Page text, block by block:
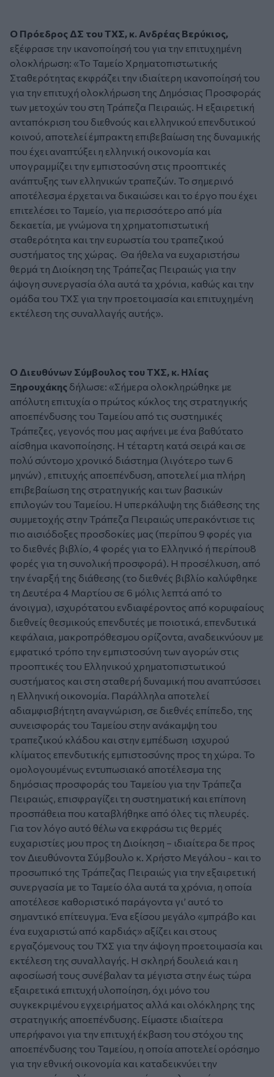
O Πρόεδρος ΔΣ του ΤΧΣ, κ. Ανδρέας Βερύκιος,
εξέφρασε την ικανοποίησή του για την επιτυχημένη
ολοκλήρωση: «Το Ταμείο Χρηματοπιστωτικής
Σταθερότητας εκφράζει την ιδιαίτερη ικανοποίησή του
για την επιτυχή ολοκλήρωση της Δημόσιας Προσφοράς
των μετοχών του στη Τράπεζα Πειραιώς. Η εξαιρετική
ανταπόκριση του διεθνούς και ελληνικού επενδυτικού
κοινού, αποτελεί έμπρακτη επιβεβαίωση της δυναμικής
που έχει αναπτύξει η ελληνική οικονομία και
υπογραμμίζει την εμπιστοσύνη στις προοπτικές
ανάπτυξης των ελληνικών τραπεζών. Το σημερινό
αποτέλεσμα έρχεται να δικαιώσει και το έργο που έχει
επιτελέσει το Ταμείο, για περισσότερο από μία
δεκαετία, με γνώμονα τη χρηματοπιστωτική
σταθερότητα και την ευρωστία του τραπεζικού
συστήματος της χώρας. Θα ήθελα να ευχαριστήσω
θερμά τη Διοίκηση της Τράπεζας Πειραιώς για την
άψογη συνεργασία όλα αυτά τα χρόνια, καθώς και την
ομάδα του ΤΧΣ για την προετοιμασία και επιτυχημένη
εκτέλεση της συναλλαγής αυτής».
Ο Διευθύνων Σύμβουλος του ΤΧΣ, κ. Ηλίας
Ξηρουχάκης δήλωσε: «Σήμερα ολοκληρώθηκε με
απόλυτη επιτυχία ο πρώτος κύκλος της στρατηγικής
αποεπένδυσης του Ταμείου από τις συστημικές
Τράπεζες, γεγονός που μας αφήνει με ένα βαθύτατο
αίσθημα ικανοποίησης. Η τέταρτη κατά σειρά και σε
πολύ σύντομο χρονικό διάστημα (λιγότερο των 6
μηνών) , επιτυχής αποεπένδυση, αποτελεί μια πλήρη
επιβεβαίωση της στρατηγικής και των βασικών
επιλογών του Ταμείου. Η υπερκάλυψη της διάθεσης της
συμμετοχής στην Τράπεζα Πειραιώς υπερακόντισε τις
πιο αισιόδοξες προσδοκίες μας (περίπου 9 φορές για
το διεθνές βιβλίο, 4 φορές για το Ελληνικό ή περίπου8
φορές για τη συνολική προσφορά). Η προσέλκυση, από
την έναρξή της διάθεσης (το διεθνές βιβλίο καλύφθηκε
τη Δευτέρα 4 Μαρτίου σε 6 μόλις λεπτά από το
άνοιγμα), ισχυρότατου ενδιαφέροντος από κορυφαίους
διεθνείς θεσμικούς επενδυτές με ποιοτικά, επενδυτικά
κεφάλαια, μακροπρόθεσμου ορίζοντα, αναδεικνύουν με
εμφατικό τρόπο την εμπιστοσύνη των αγορών στις
προοπτικές του Ελληνικού χρηματοπιστωτικού
συστήματος και στη σταθερή δυναμική που αναπτύσσει
η Ελληνική οικονομία. Παράλληλα αποτελεί
αδιαμφισβήτητη αναγνώριση, σε διεθνές επίπεδο, της
συνεισφοράς του Ταμείου στην ανάκαμψη του
τραπεζικού κλάδου και στην εμπέδωση ισχυρού
κλίματος επενδυτικής εμπιστοσύνης προς τη χώρα. Το
ομολογουμένως εντυπωσιακό αποτέλεσμα της
δημόσιας προσφοράς του Ταμείου για την Τράπεζα
Πειραιώς, επισφραγίζει τη συστηματική και επίπονη
προσπάθεια που καταβλήθηκε από όλες τις πλευρές.
Για τον λόγο αυτό θέλω να εκφράσω τις θερμές
ευχαριστίες μου προς τη Διοίκηση – ιδιαίτερα δε προς
τον Διευθύνοντα Σύμβουλο κ. Χρήστο Μεγάλου - και το
προσωπικό της Τράπεζας Πειραιώς για την εξαιρετική
συνεργασία με το Ταμείο όλα αυτά τα χρόνια, η οποία
αποτέλεσε καθοριστικό παράγοντα γι’ αυτό το
σημαντικό επίτευγμα. Ένα εξίσου μεγάλο «μπράβο και
ένα ευχαριστώ από καρδιάς» αξίζει και στους
εργαζόμενους του ΤΧΣ για την άψογη προετοιμασία και
εκτέλεση της συναλλαγής. Η σκληρή δουλειά και η
αφοσίωσή τους συνέβαλαν τα μέγιστα στην έως τώρα
εξαιρετικά επιτυχή υλοποίηση, όχι μόνο του
συγκεκριμένου εγχειρήματος αλλά και ολόκληρης της
στρατηγικής αποεπένδυσης. Είμαστε ιδιαίτερα
υπερήφανοι για την επιτυχή έκβαση του στόχου της
αποεπένδυσης του Ταμείου, η οποία αποτελεί ορόσημο
για την εθνική οικονομία και καταδεικνύει την